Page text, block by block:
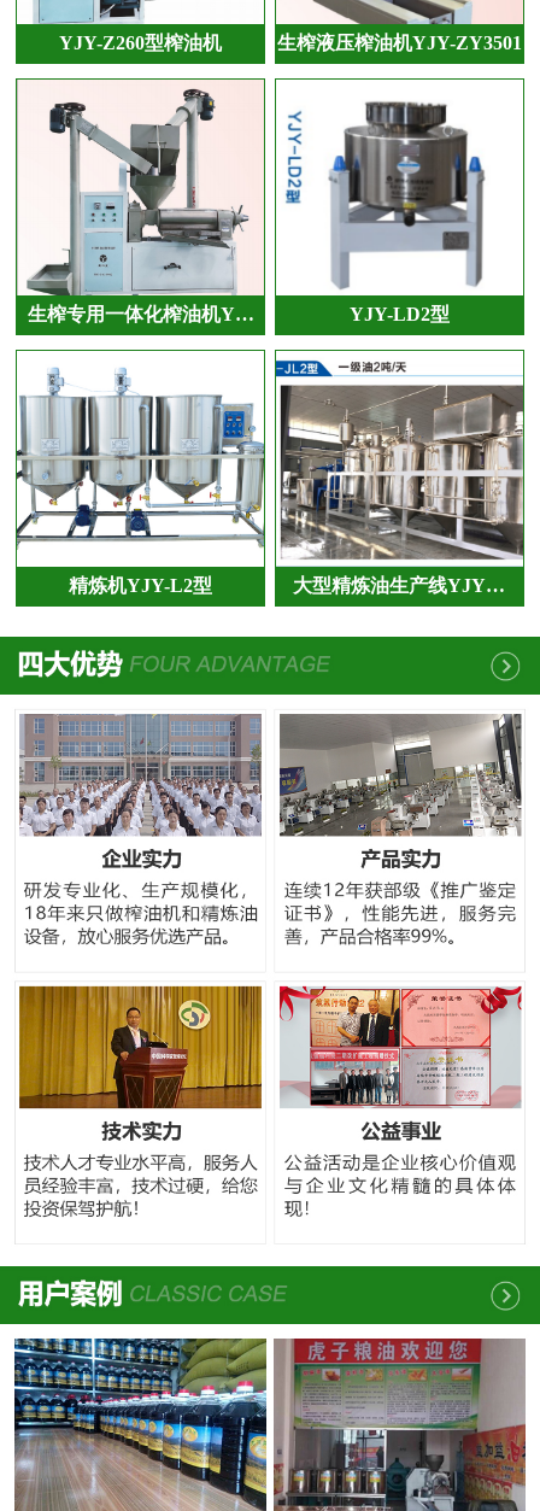
YJY-Z260型榨油机 生榨液压榨油机YJY-ZY3501
生榨专用一体化榨油机Y… YJY-LD2型
精炼机YJY-L2型 大型精炼油生产线YJY…